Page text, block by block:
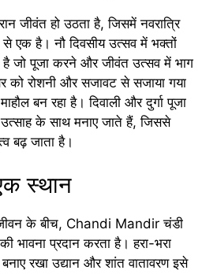
जीवंत हो उठता है, जिसमें नवरात्रि
से एक है। नौ दिवसीय उत्सव में भक्तों
है जो पूजा करने और जीवंत उत्सव में भाग
को रोशनी और सजावट से सजाया गया
बन रहा है। दिवाली और दुर्गा पूजा
के साथ मनाए जाते हैं, जिससे
बढ़ जाता है।
स्थान
के बीच, Chandi Mandir चंडी
भावना प्रदान करता है। हरा-भरा
रखा उद्यान और शांत वातावरण इसे